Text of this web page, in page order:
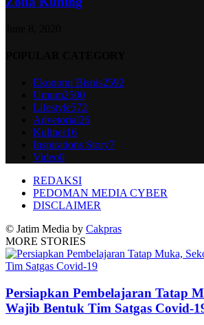
Ekonomi Bisnis2592
Umum2500
Lifestyle572
Advetorial26
Kuliner16
Inspirations Story7
Video0
REDAKSI
PEDOMAN MEDIA CYBER
DISCLAIMER
© Jatim Media by Cakpras
MORE STORIES
Persiapkan Pembelajaran Tatap
Wajib Bentuk Tim Satgas Covid-